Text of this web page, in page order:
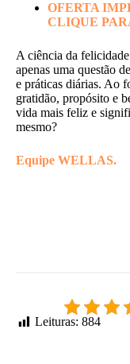
OFERTA
CLIQUE
A ciência da
apenas uma questão
e práticas diárias. Ao
gratidão, propósito e
vida mais feliz e
mesmo?
Equipe WELLAS.
Leituras: 884